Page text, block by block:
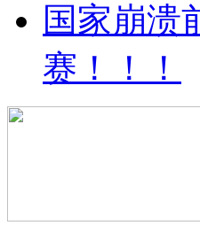
国家崩溃
赛！！！